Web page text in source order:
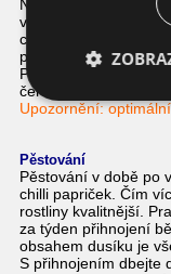
Nezralá paprička má
v červenou. Její plod
chuť a díky svému
papriček.
Používá se do
čerstvá.
Upozornění:
Pěstování
Pěstování v době po
chilli papriček. Čím
rostliny kvalitnější.
za týden přihnojení
obsahem dusíku je
S přihnojením dbejte